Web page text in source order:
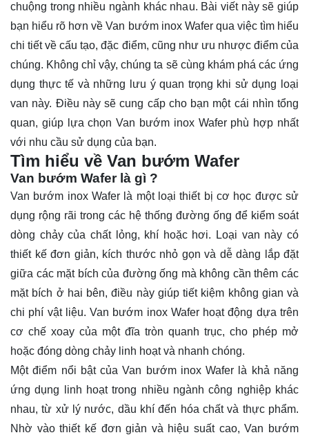
chuộng trong nhiều ngành khác nhau. Bài viết này sẽ giúp
bạn hiểu rõ hơn về Van bướm inox Wafer qua việc tìm hiểu
chi tiết về cấu tạo, đặc điểm, cũng như ưu nhược điểm của
chúng. Không chỉ vậy, chúng ta sẽ cùng khám phá các ứng
dụng thực tế và những lưu ý quan trọng khi sử dụng loại
van này. Điều này sẽ cung cấp cho bạn một cái nhìn tổng
quan, giúp lựa chọn Van bướm inox Wafer phù hợp nhất
với nhu cầu sử dụng của bạn.
Tìm hiểu về Van bướm Wafer
Van bướm Wafer là gì ?
Van bướm inox Wafer là một loại thiết bị cơ học được sử
dụng rộng rãi trong các hệ thống đường ống để kiểm soát
dòng chảy của chất lỏng, khí hoặc hơi. Loại van này có
thiết kế đơn giản, kích thước nhỏ gọn và dễ dàng lắp đặt
giữa các mặt bích của đường ống mà không cần thêm các
mặt bích ở hai bên, điều này giúp tiết kiệm không gian và
chi phí vật liệu. Van bướm inox Wafer hoạt động dựa trên
cơ chế xoay của một đĩa tròn quanh trục, cho phép mở
hoặc đóng dòng chảy linh hoạt và nhanh chóng.
Một điểm nổi bật của Van bướm inox Wafer là khả năng
ứng dụng linh hoạt trong nhiều ngành công nghiệp khác
nhau, từ xử lý nước, dầu khí đến hóa chất và thực phẩm.
Nhờ vào thiết kế đơn giản và hiệu suất cao, Van bướm